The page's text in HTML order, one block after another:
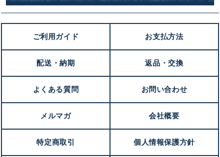
ご利用ガイド お支払方法
配送・納期 返品・交換
よくある質問 お問い合わせ
メルマガ 会社概要
特定商取引 個人情報保護方針